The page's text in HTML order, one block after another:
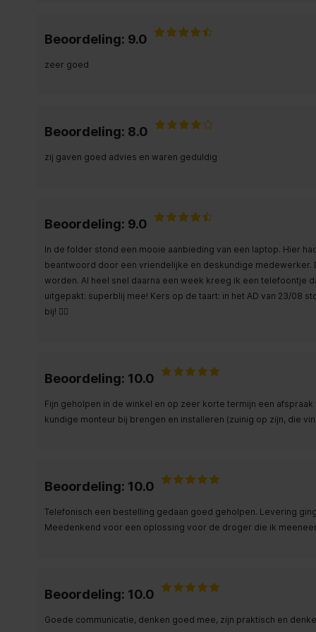
Beoordeling: 9.0
zeer goed
Beoordeling: 8.0
zij gaven goed advies en waren geduldig
Beoordeling: 9.0
In de folder stond een mooie aanbieding van een laptop. Hier
beantwoord door een vriendelijke en deskundige
worden. Al heel snel daarna een week kreeg ik een telefoontje
uitgepakt: superblij mee! Kers op de taart: in het AD van 23/08
bij! 👌🏻
Beoordeling: 10.0
Fijn geholpen in de winkel en op zeer korte termijn een
kundige monteur bij brengen en installeren (zuinig op zijn, die
Beoordeling: 10.0
Telefonisch een bestelling gedaan goed geholpen. Levering
Meedenkend voor een oplossing voor de droger die ik
Beoordeling: 10.0
Goede communicatie, denken goed mee, zijn praktisch en